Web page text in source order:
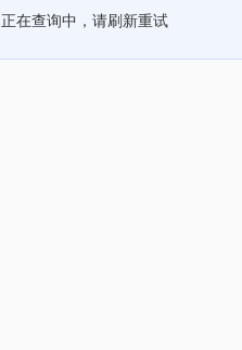
正在查询中，请刷新重试